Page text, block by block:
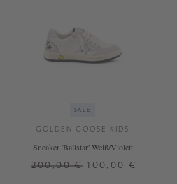
SALE
GOLDEN GOOSE KIDS
Sneaker 'Ballstar' Weiß/Violett
200,00 € 100,00 €